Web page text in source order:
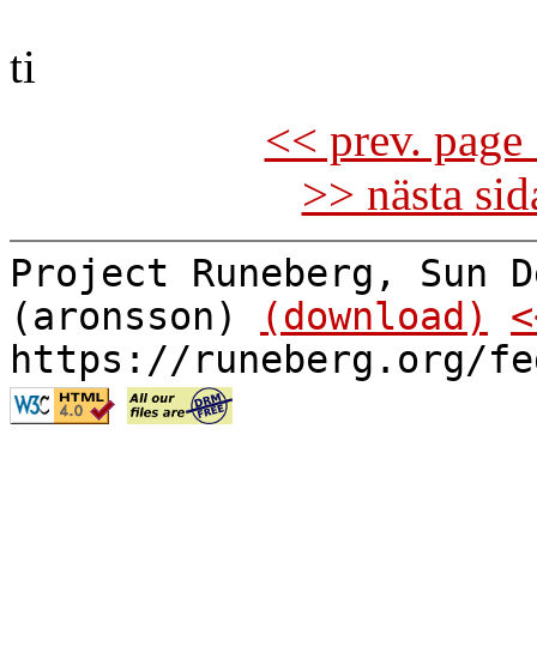
ti
<< prev.
>> nästa
Project Runeberg, Sun
(aronsson)
(download)
https://runeberg.org/